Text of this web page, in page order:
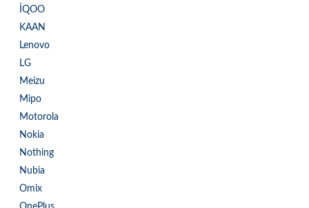
İQOO
KAAN
Lenovo
LG
Meizu
Mipo
Motorola
Nokia
Nothing
Nubia
Omix